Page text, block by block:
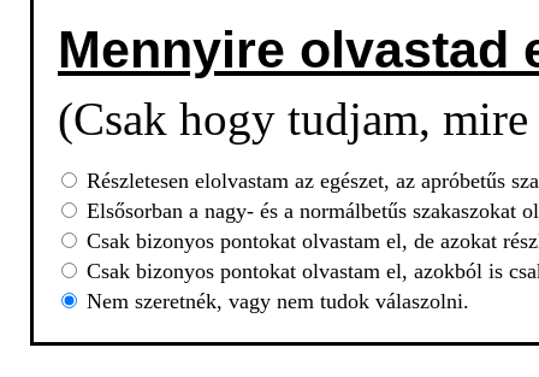
Mennyire olvastad
(Csak hogy tudjam,
Részletesen elolvastam az egészet, az apróbetűs
Elsősorban a nagy- és a normálbetűs szakaszokat
Csak bizonyos pontokat olvastam el, de azokat
Csak bizonyos pontokat olvastam el, azokból is
Nem szeretnék, vagy nem tudok válaszolni.